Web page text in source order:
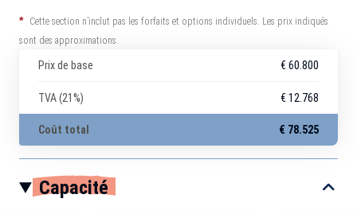
*
Cette section n’inclut pas les forfaits et options individuels. Les prix indiqués
sont des approximations.
Prix de base € 60.800
TVA (21%) € 12.768
Coût total € 78.525
Capacité